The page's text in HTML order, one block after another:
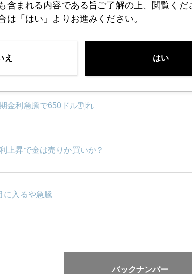
上昇で金は売りか買いか(パート２)
の資産運用行動
金利急騰で650ドル割れ
上昇で金は売りか買いか？
に入るや急騰
バックナンバー
含まれる内容である旨ご了解の上、閲覧くだ
は「はい」よりお進みください。
え はい